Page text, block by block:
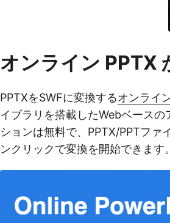
オンライン PPTX
PPTXをSWFに変換するオンライ
イブラリを搭載したWebベース
ションは無料で、PPTX/PPTファ
ンクリックで変換を開始できます。